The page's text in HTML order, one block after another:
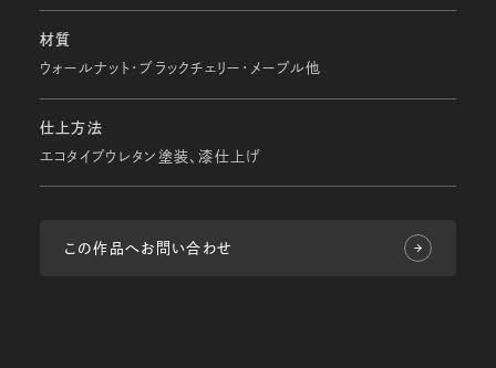
材質
ウォールナット・ブラックチェリー・メープル他
仕上方法
エコタイプウレタン塗装、漆仕上げ
この作品へお問い合わせ